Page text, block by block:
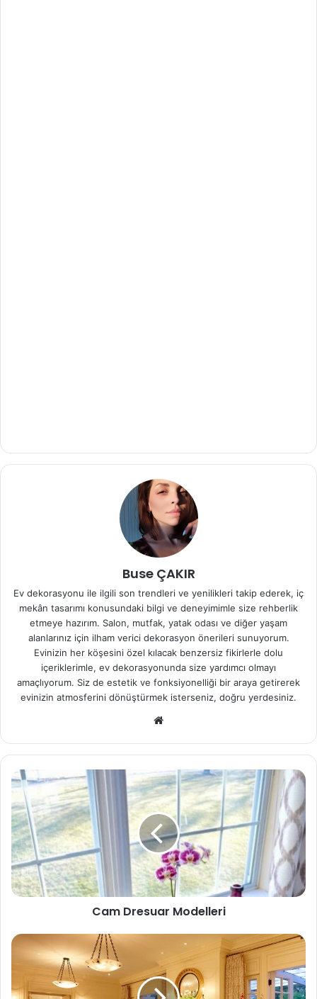
Buse ÇAKIR
Ev dekorasyonu ile ilgili son trendleri ve yenilikleri takip ederek, iç
mekân tasarımı konusundaki bilgi ve deneyimimle size rehberlik
etmeye hazırım. Salon, mutfak, yatak odası ve diğer yaşam
alanlarınız için ilham verici dekorasyon önerileri sunuyorum.
Evinizin her köşesini özel kılacak benzersiz fikirlerle dolu
içeriklerimle, ev dekorasyonunda size yardımcı olmayı
amaçlıyorum. Siz de estetik ve fonksiyonelliği bir araya getirerek
evinizin atmosferini dönüştürmek isterseniz, doğru yerdesiniz.
sit
esi
Cam Dresuar Modelleri